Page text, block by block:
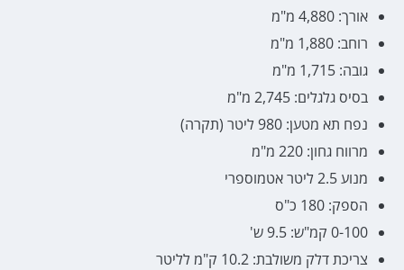
אורך: 4,880 מ"מ
רוחב: 1,880 מ"מ
גובה: 1,715 מ"מ
בסיס גלגלים: 2,745 מ"מ
נפח תא מטען: 980 ליטר (תקרה)
מרווח גחון: 220 מ"מ
מנוע 2.5 ליטר אטמוספרי
הספק: 180 כ"ס
0-100 קמ"ש: 9.5 ש'
צריכת דלק משולבת: 10.2 ק"מ לליטר